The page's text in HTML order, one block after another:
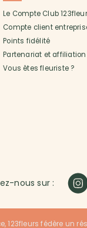
Le Compte Club
Compte client
Points fidélité
Partenariat et affiliation
Vous êtes fleuriste ?
nous sur :
fédère un